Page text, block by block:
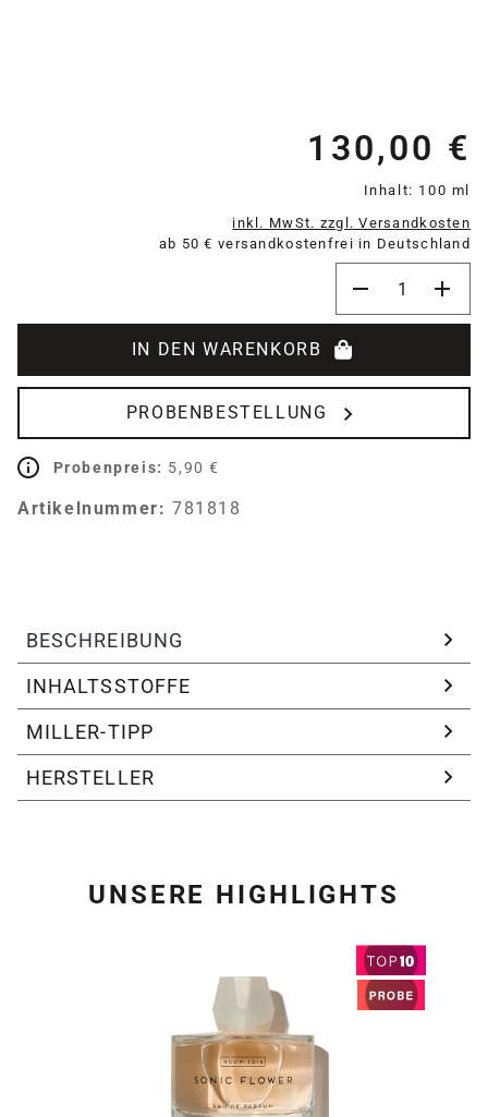
130,00 €
Inhalt: 100 ml
inkl. MwSt. zzgl. Versandkosten
ab 50 € versandkostenfrei in Deutschland
IN DEN WARENKORB
PROBENBESTELLUNG
Probenpreis: 5,90 €
Artikelnummer: 781818
BESCHREIBUNG
INHALTSSTOFFE
MILLER-TIPP
HERSTELLER
UNSERE HIGHLIGHTS